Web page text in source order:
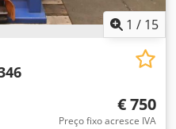
1 / 15
€ 750
Preço fixo acresce IVA